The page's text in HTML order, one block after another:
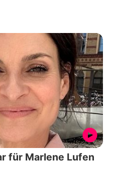
für Marlene Lufen